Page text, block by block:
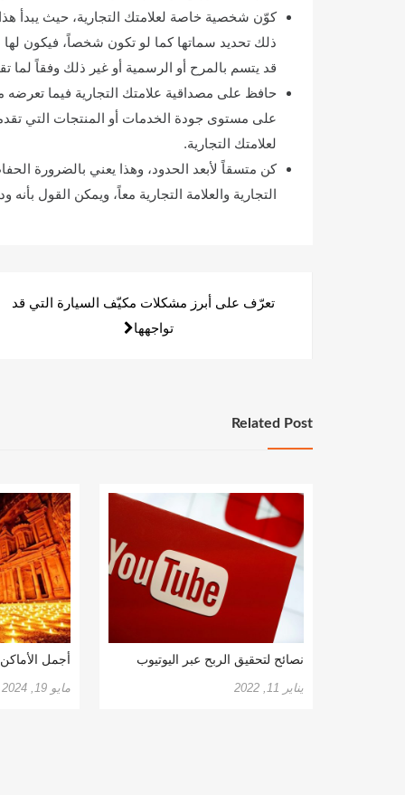
كوّن شخصية خاصة لعلامتك التجارية، حيث يبدأ
ذلك تحديد سماتها كما لو تكون شخصاً، فيكون
قد يتسم بالمرح أو الرسمية أو غير ذلك وفقاً
حافظ على مصداقية علامتك التجارية فيما
على مستوى جودة الخدمات أو المنتجات التي
لعلامتك التجارية.
كن متسقاً لأبعد الحدود، وهذا يعني بالضرورة
التجارية والعلامة التجارية معاً، ويمكن القول
المقالات
تعرّف على أبرز مشكلات مكيّف السيارة التي قد
تواجهها
Related Post
أجمل
مايو 19, 2024
نصائح لتحقيق الربح عبر اليوتيوب
يناير 11, 2022